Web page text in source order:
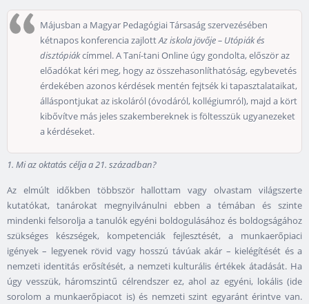
Májusban a Magyar Pedagógiai Társaság szervezésében
kétnapos konferencia zajlottAz iskola jövője – Utópiák és
disztópiákcímmel. A Taní-tani Online úgy gondolta, először az
előadókat kéri meg, hogy az összehasonlíthatóság, egybevetés
érdekében azonos kérdések mentén fejtsék ki tapasztalataikat,
álláspontjukat az iskoláról (óvodáról, kollégiumról), majd a kört
kibővítve más jeles szakembereknek is föltesszük ugyanezeket
a kérdéseket.
1. Mi az oktatás célja a 21. században?
Az elmúlt időkben többször hallottam vagy olvastam világszerte
kutatókat, tanárokat megnyilvánulni ebben a témában és szinte
mindenki felsorolja a tanulók egyéni boldogulásához és boldogságához
szükséges készségek, kompetenciák fejlesztését, a munkaerőpiaci
igények – legyenek rövid vagy hosszú távúak akár – kielégítését és a
nemzeti identitás erősítését, a nemzeti kulturális értékek átadását. Ha
úgy vesszük, háromszintű célrendszer ez, ahol az egyéni, lokális (ide
sorolom a munkaerőpiacot is) és nemzeti szint egyaránt érintve van.